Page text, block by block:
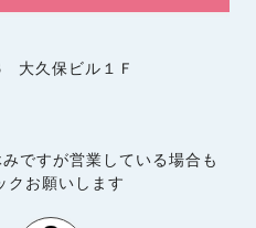
大久保ビル１Ｆ
ですが営業している場合も
クお願いします